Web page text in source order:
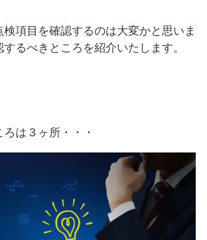
項目を確認するのは大変かと思いま
るべきところを紹介いたします。
は３ヶ所・・・